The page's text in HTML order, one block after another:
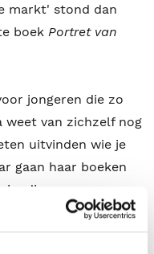
markt' stond dan
boek Portret van
jongeren die zo
weet van zichzelf nog
uitvinden wie je
gaan haar boeken
onzeker zijn,
dat haar boeken